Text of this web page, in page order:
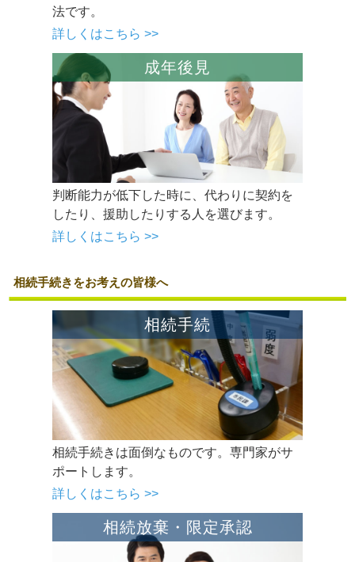
法です。
詳しくはこちら >>
成年後見
判断能力が低下した時に、代わりに契約を
したり、援助したりする人を選びます。
詳しくはこちら >>
相続手続きをお考えの皆様へ
相続手続
相続手続きは面倒なものです。専門家がサ
ポートします。
詳しくはこちら >>
相続放棄・限定承認